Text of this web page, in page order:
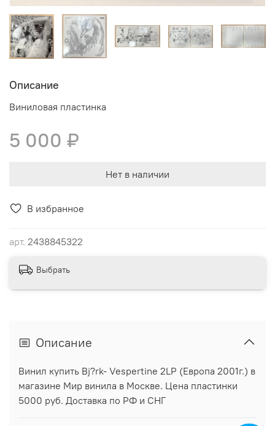
В избранное
арт. 2438845322
Описание
Виниловая пластинка
5 000 ₽
Нет в наличии
Выбрать
Описание
Винил купить Bj?rk- Vespertine 2LP (Европа 2001г.) в
магазине Мир винила в Москве. Цена пластинки
5000 руб. Доставка по РФ и СНГ